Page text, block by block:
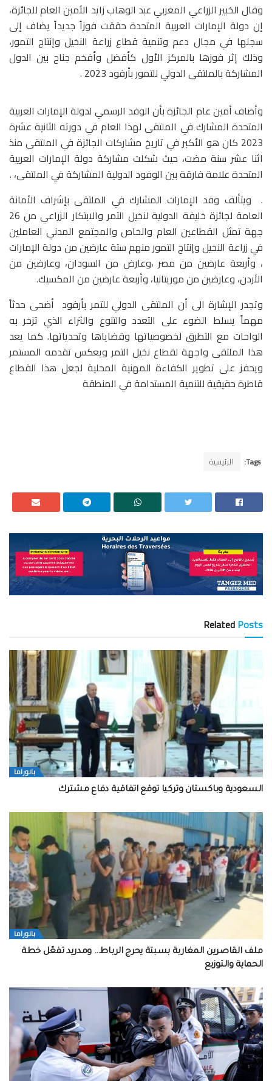
وقال الخبير الزراعي المغربي عبد الوهاب زايد الأمين العام للجائزة،
إن دولة الإمارات العربية المتحدة حققت فوزاً جديداً يضاف إلى
سجلها في مجال دعم وتنمية قطاع زراعة النخيل وإنتاج التمور،
وذلك إثر فوزها بالمركز الأول كأفضل وأفخم جناح بين الدول
المشاركة بالملتقى الدولي للتمور بأرفود 2023 .
وأضاف أمين عام الجائزة بأن الوفد الرسمي لدولة الإمارات العربية
المتحدة المشارك في الملتقى لهذا العام في دورته الثانية عشرة
2023 كان هو الأكبر في تاريخ مشاركات الجائزة في الملتقى منذ
اثنا عشر سنة مضت، حيث شكلت مشاركة دولة الإمارات العربية
المتحدة علامة فارقة بين الوفود الدولية المشاركة في الملتقى، .
. ويتألف وفد الإمارات المشارك في الملتقى بإشراف الأمانة
العامة لجائزة خليفة الدولية لنخيل التمر والابتكار الزراعي من 26
جهة تمثل القطاعين العام والخاص والمجتمع المدني العاملين
في زراعة النخيل وإنتاج التمور منهم ستة عارضين من دولة الإمارات
، وأربعة عارضين من مصر ،وعارض من السودان، وعارضين من
الأردن، وعارضين من موريتانيا، وأربعة عارضين من المكسيك.
وتجدر الإشارة الى أن الملتقى الدولي للتمر بأرفود أضحى حدثاً
مهماً يسلط الضوء على التعدد والتنوع والثراء الذي تزخر به
الواحات مع التطرق لخصوصياتها وقضاياها وتحدياتها. كما يعد
هذا الملتقى واجهة لقطاع نخيل التمر ويعكس تقدمه المستمر
ويحفز على تطوير الكفاءة المهنية المحلية لجعل هذا القطاع
قاطرة حقيقية للتنمية المستدامة في المنطقة
Tags: الرئيسية
RelatedPosts
بانوراما
السعودية وباكستان وتركيا توقع اتفاقية دفاع مشترك
بانوراما
ملف القاصرين المغاربة بسبتة يحرج الرباط… ومدريد تفعّل خطة
الحماية والتوزيع